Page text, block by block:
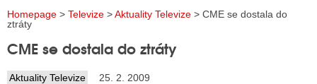
INTERNET
TISK
Homepage > Televize >Aktuality Televize > CME se dostala do
ztráty
CME se dostala do ztráty
Aktuality Televize 25. 2. 2009